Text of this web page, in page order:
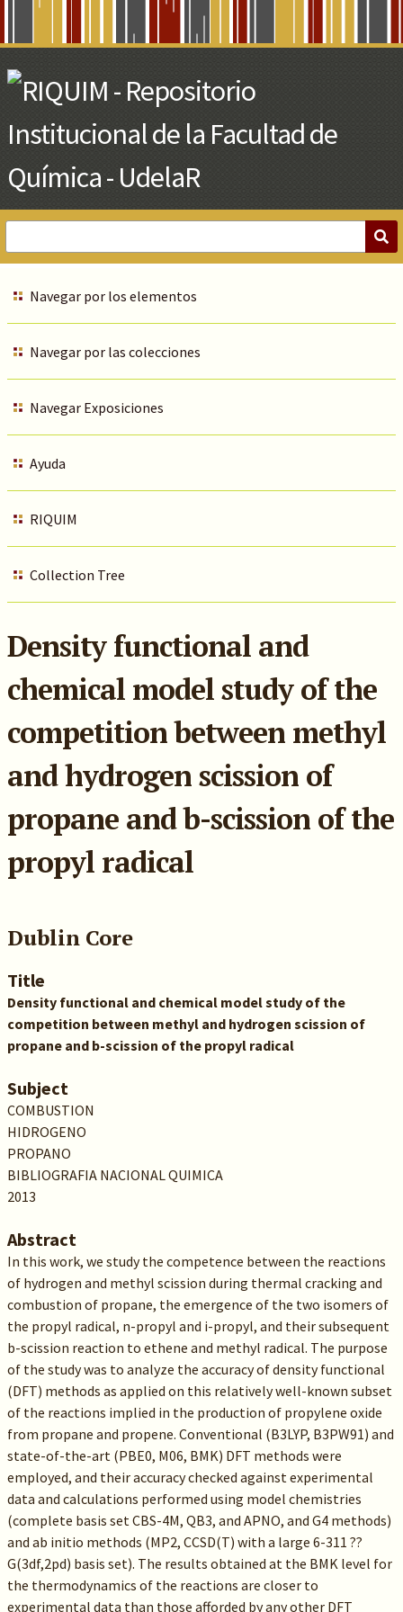
Main
Content
Navegar por los elementos
Navegar por las colecciones
Navegar Exposiciones
Ayuda
RIQUIM
Collection Tree
Density functional and
chemical model study of the
competition between methyl
and hydrogen scission of
propane and b-scission of the
propyl radical
Dublin Core
Title
Density functional and chemical model study of the
competition between methyl and hydrogen scission of
propane and b-scission of the propyl radical
Subject
COMBUSTION
HIDROGENO
PROPANO
BIBLIOGRAFIA NACIONAL QUIMICA
2013
Abstract
In this work, we study the competence between the reactions
of hydrogen and methyl scission during thermal cracking and
combustion of propane, the emergence of the two isomers of
the propyl radical, n-propyl and i-propyl, and their subsequent
b-scission reaction to ethene and methyl radical. The purpose
of the study was to analyze the accuracy of density functional
(DFT) methods as applied on this relatively well-known subset
of the reactions implied in the production of propylene oxide
from propane and propene. Conventional (B3LYP, B3PW91) and
state-of-the-art (PBE0, M06, BMK) DFT methods were
employed, and their accuracy checked against experimental
data and calculations performed using model chemistries
(complete basis set CBS-4M, QB3, and APNO, and G4 methods)
and ab initio methods (MP2, CCSD(T) with a large 6-311 ??
G(3df,2pd) basis set). The results obtained at the BMK level for
the thermodynamics of the reactions are closer to
experimental data than those afforded by any other DFT